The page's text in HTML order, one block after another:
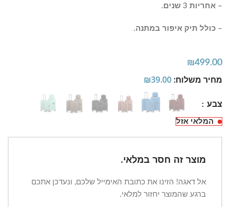
– אחריות 3 שנים.
– כולל תיק איפור במתנה.
₪499.00
מחיר משלוח: ₪39.00
צבע
המלאי אזל
מוצר זה חסר במלאי.
אל דאגה! הזינו את כתובת האימייל שלכם, ונעדכן אתכם
ברגע שהמוצר יחזור למלאי.